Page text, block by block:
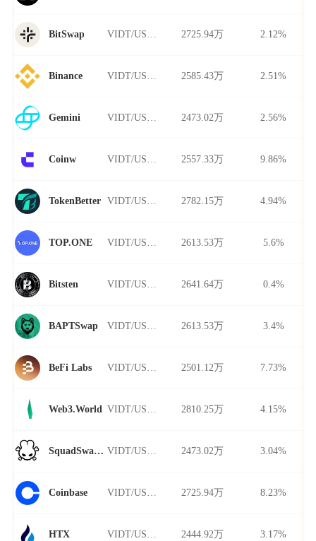
BitSwap 2725.94万 2.12%
Binance 2585.43万 2.51%
Gemini 2473.02万 2.56%
Coinw 2557.33万 9.86%
TokenBetter 2782.15万 4.94%
TOP.ONE 2613.53万 5.6%
Bitsten 2641.64万 0.4%
BAPTSwap 2613.53万 3.4%
BeFi Labs 2501.12万 7.73%
Web3.World 2810.25万 4.15%
SquadSwap Dynamo 2473.02万 3.04%
Coinbase 2725.94万 8.23%
HTX 2444.92万 3.17%